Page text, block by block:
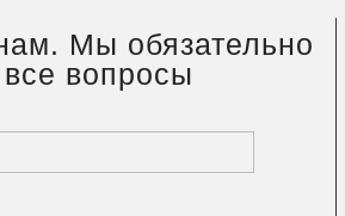
Мы обязательно
вопросы